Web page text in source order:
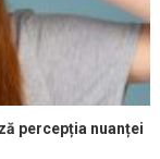
percepția nuanței